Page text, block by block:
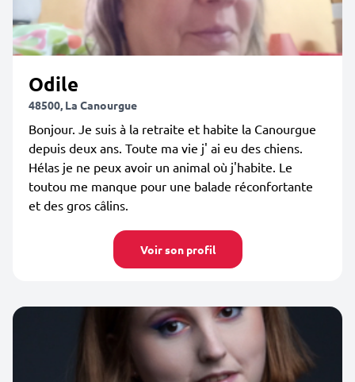
Odile
48500, La Canourgue
Bonjour. Je suis à la retraite et habite la Canourgue
depuis deux ans. Toute ma vie j' ai eu des chiens.
Hélas je ne peux avoir un animal où j'habite. Le
toutou me manque pour une balade réconfortante
et des gros câlins.
Voir son profil